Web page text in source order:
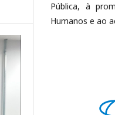
Pública, à
Humanos e ao